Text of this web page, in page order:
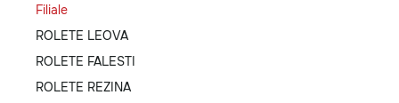
Filiale
ROLETE LEOVA
ROLETE FALESTI
ROLETE REZINA